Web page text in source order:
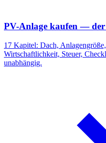
PV-Anlage kaufen —
17 Kapitel: Dach,
Wirtschaftlichkeit, Steuer,
unabhängig.